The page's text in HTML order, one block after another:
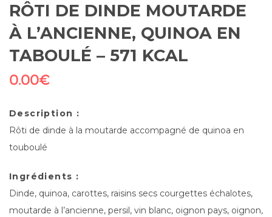
RÔTI DE DINDE MOUTARDE
À L’ANCIENNE, QUINOA EN
TABOULÉ – 571 KCAL
0.00€
Description :
Rôti de dinde à la moutarde accompagné de quinoa en
touboulé
Ingrédients :
Dinde, quinoa, carottes, raisins secs courgettes échalotes,
moutarde à l’ancienne, persil, vin blanc, oignon pays, oignon,